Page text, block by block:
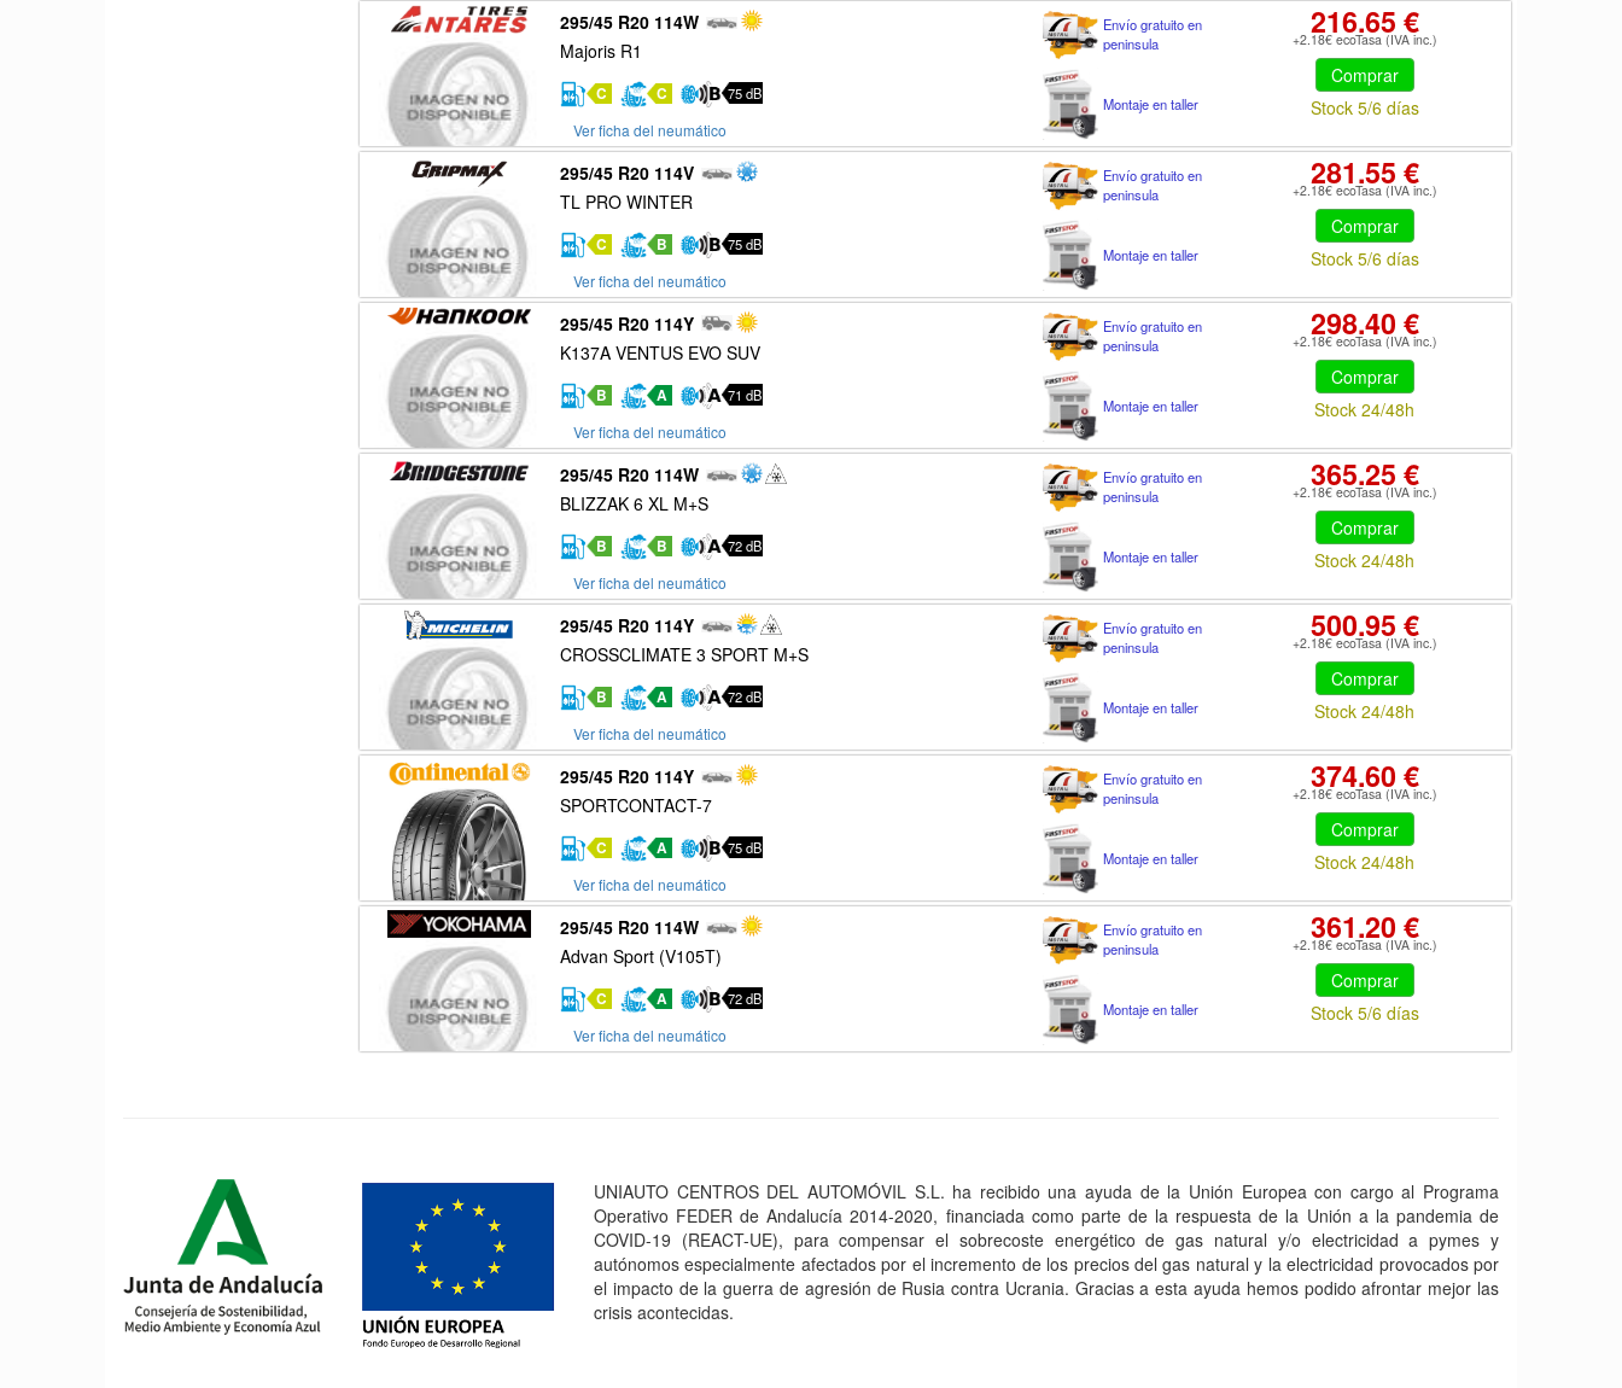
295/45 R20 114W
Majoris R1
C C 75 dB
Ver ficha del neumático
Envío gratuito en
peninsula
Montaje en taller
216.65 €
+2.18€ ecoTasa (IVA inc.)
Comprar
Stock 5/6 días
295/45 R20 114V
TL PRO WINTER
C B 75 dB
Ver ficha del neumático
Envío gratuito en
peninsula
Montaje en taller
281.55 €
+2.18€ ecoTasa (IVA inc.)
Comprar
Stock 5/6 días
295/45 R20 114Y
K137A VENTUS EVO SUV
B A 71 dB
Ver ficha del neumático
Envío gratuito en
peninsula
Montaje en taller
298.40 €
+2.18€ ecoTasa (IVA inc.)
Comprar
Stock 24/48h
295/45 R20 114W
BLIZZAK 6 XL M+S
B B 72 dB
Ver ficha del neumático
Envío gratuito en
peninsula
Montaje en taller
365.25 €
+2.18€ ecoTasa (IVA inc.)
Comprar
Stock 24/48h
295/45 R20 114Y
CROSSCLIMATE 3 SPORT M+S
B A 72 dB
Ver ficha del neumático
Envío gratuito en
peninsula
Montaje en taller
500.95 €
+2.18€ ecoTasa (IVA inc.)
Comprar
Stock 24/48h
295/45 R20 114Y
SPORTCONTACT-7
C A 75 dB
Ver ficha del neumático
Envío gratuito en
peninsula
Montaje en taller
374.60 €
+2.18€ ecoTasa (IVA inc.)
Comprar
Stock 24/48h
295/45 R20 114W
Advan Sport (V105T)
C A 72 dB
Ver ficha del neumático
Envío gratuito en
peninsula
Montaje en taller
361.20 €
+2.18€ ecoTasa (IVA inc.)
Comprar
Stock 5/6 días
UNIAUTO CENTROS DEL AUTOMÓVIL S.L. ha recibido una ayuda de la Unión Europea con cargo al Programa
Operativo FEDER de Andalucía 2014-2020, financiada como parte de la respuesta de la Unión a la pandemia de
COVID-19 (REACT-UE), para compensar el sobrecoste energético de gas natural y/o electricidad a pymes y
autónomos especialmente afectados por el incremento de los precios del gas natural y la electricidad provocados por
el impacto de la guerra de agresión de Rusia contra Ucrania. Gracias a esta ayuda hemos podido afrontar mejor las
crisis acontecidas.